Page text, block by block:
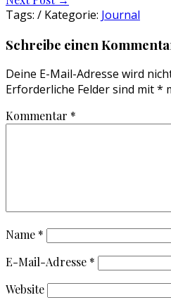
Tags: / Kategorie: Journal
Schreibe einen
Deine E-Mail-Adresse wird
Erforderliche Felder sind mit*
Kommentar *
Name *
E-Mail-Adresse *
Website